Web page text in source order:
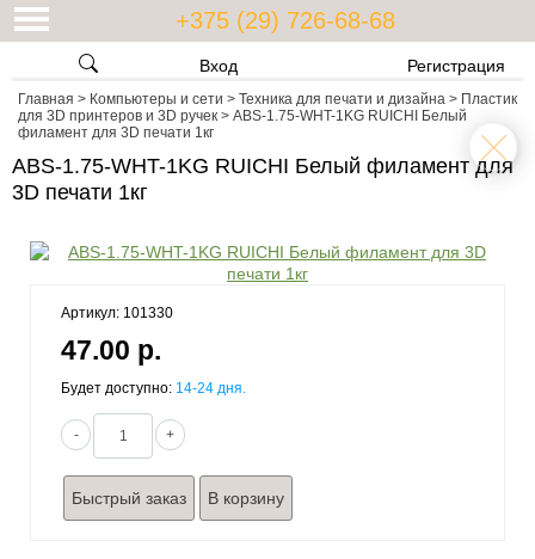
+375 (29) 726-68-68
Вход Регистрация
Главная > Компьютеры и сети > Техника для печати и дизайна > Пластик
для 3D принтеров и 3D ручек > ABS-1.75-WHT-1KG RUICHI Белый
филамент для 3D печати 1кг
ABS-1.75-WHT-1KG RUICHI Белый филамент для
3D печати 1кг
Артикул: 101330
47.00 р.
Будет доступно: 14-24 дня.
- +
Быстрый заказ